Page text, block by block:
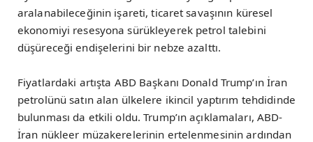
aralanabileceğinin işareti, ticaret savaşının küresel
ekonomiyi resesyona sürükleyerek petrol talebini
düşüreceği endişelerini bir nebze azalttı.
Fiyatlardaki artışta ABD Başkanı Donald Trump’ın İran
petrolünü satın alan ülkelere ikincil yaptırım tehdidinde
bulunması da etkili oldu. Trump’ın açıklamaları, ABD-
İran nükleer müzakerelerinin ertelenmesinin ardından